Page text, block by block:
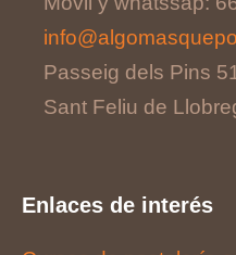
Passeig dels Pins
Sant Feliu de
Enlaces de interés